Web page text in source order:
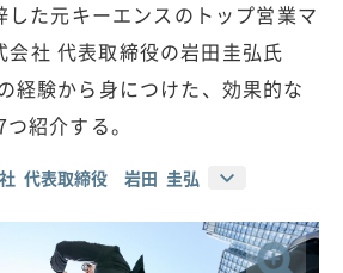
した元キーエンスのトップ営業マ
社 代表取締役の岩田圭弘氏
経験から身につけた、効果的な
紹介する。
社 代表取締役 岩田 圭弘